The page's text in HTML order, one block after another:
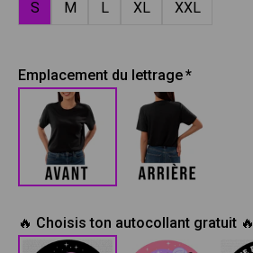
S M L XL XXL
Emplacement du lettrage
🔥 Choisis ton autocollant gratuit 🔥